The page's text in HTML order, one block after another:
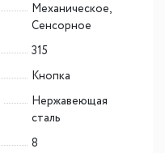
Механическое,
Сенсорное
315
Кнопка
Нержавеющая
сталь
8